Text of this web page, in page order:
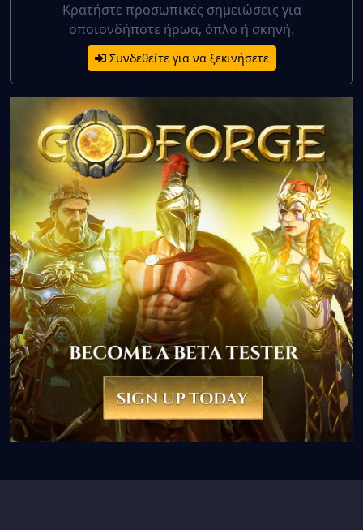
Κρατήστε προσωπικές σημειώσεις για
οποιονδήποτε ήρωα, όπλο ή σκηνή.
Συνδεθείτε για να ξεκινήσετε